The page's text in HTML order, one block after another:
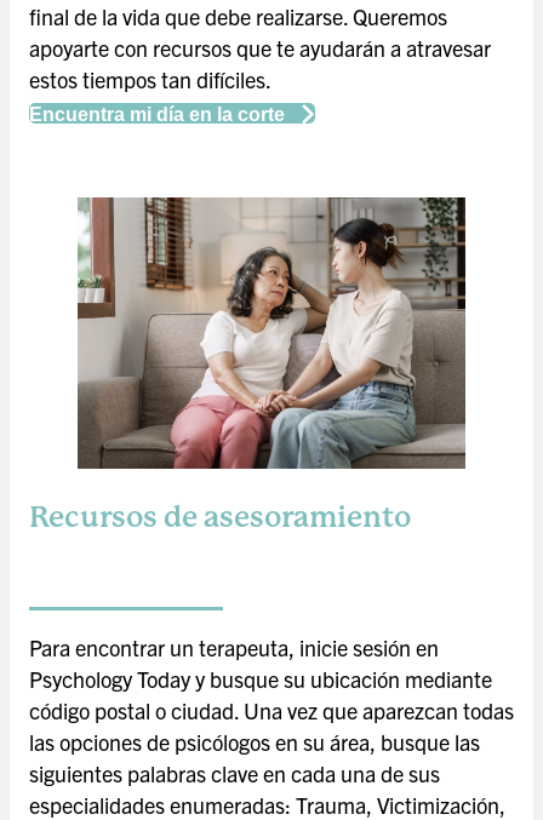
final de la vida que debe realizarse. Queremos
apoyarte con recursos que te ayudarán a atravesar
estos tiempos tan difíciles.
Encuentra mi día en la corte
Recursos de asesoramiento
Para encontrar un terapeuta, inicie sesión en
Psychology Today y busque su ubicación mediante
código postal o ciudad. Una vez que aparezcan todas
las opciones de psicólogos en su área, busque las
siguientes palabras clave en cada una de sus
especialidades enumeradas: Trauma, Victimización,